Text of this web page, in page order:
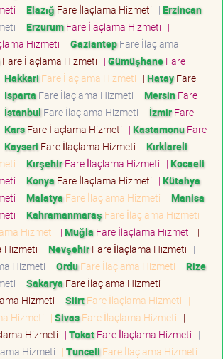
| Elazığ Fare İlaçlama Hizmeti | Erzincan
| ErzurumFare İlaçlama Hizmeti |
Hizmeti | GaziantepFare İlaçlama
Fare İlaçlama Hizmeti | GümüşhaneFare
| Hakkari Fare İlaçlama Hizmeti | HatayFare
| Isparta Fare İlaçlama Hizmeti | MersinFare
| İstanbul Fare İlaçlama Hizmeti | İzmirFare
| KarsFare İlaçlama Hizmeti | KastamonuFare
| Kayseri Fare İlaçlama Hizmeti | Kırklareli
| KırşehirFare İlaçlama Hizmeti | Kocaeli
| Konya Fare İlaçlama Hizmeti | Kütahya
| Malatya Fare İlaçlama Hizmeti | Manisa
| Kahramanmaraş Fare İlaçlama Hizmeti
Hizmeti | Muğla Fare İlaçlama Hizmeti |
Hizmeti | NevşehirFare İlaçlama Hizmeti |
Hizmeti | OrduFare İlaçlama Hizmeti | Rize
| Sakarya Fare İlaçlama Hizmeti |
Hizmeti | SiirtFare İlaçlama Hizmeti |
Hizmeti | SivasFare İlaçlama Hizmeti |
Hizmeti | TokatFare İlaçlama Hizmeti |
Hizmeti | Tunceli Fare İlaçlama Hizmeti |